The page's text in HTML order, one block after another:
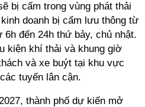
bị cấm trong vùng phát thải
doanh bị cấm lưu thông từ
đến 24h thứ bảy, chủ nhật.
kiện khí thải và khung giờ
và xe buýt tại khu vực
tuyến lân cận.
thành phố dự kiến mở